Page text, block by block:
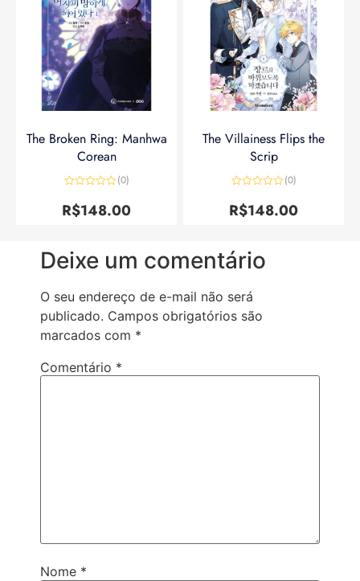
The Broken Ring: Manhwa
Corean
0
de
(0)
R$148.00
The Villainess Flips the
Scrip
0
de
(0)
R$148.00
Deixe um comentário
O seu endereço de e-mail não será
publicado. Campos obrigatórios são
marcados com *
Comentário *
Nome *